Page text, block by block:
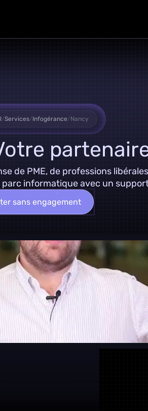
/Services/Infogérance/Nancy
de PME, de professions
informatique avec un
sans engagement